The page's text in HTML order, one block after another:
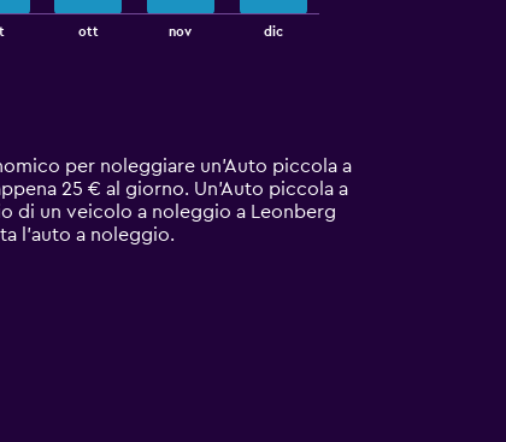
ott nov dic
per noleggiare un'Auto piccola a
25 € al giorno. Un'Auto piccola a
di un veicolo a noleggio a Leonberg
l'auto a noleggio.